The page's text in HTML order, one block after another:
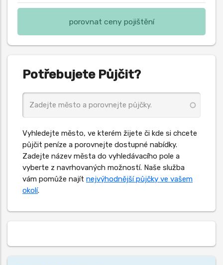
porovnat ceny pojištění
Potřebujete Půjčit?
Vyhledejte město, ve kterém žijete či kde si chcete
půjčit peníze a porovnejte dostupné nabídky.
Zadejte název města do vyhledávacího pole a
vyberte z navrhovaných možností. Naše služba
vám pomůže najít nejvýhodnější půjčky ve vašem
okolí.